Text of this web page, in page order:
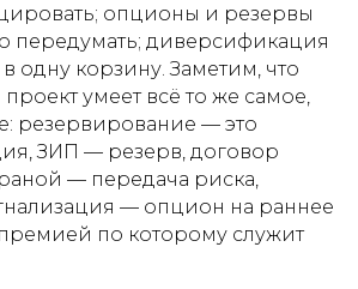
опционы и резервы
передумать; диверсификация
одну корзину. Заметим, что
умеет всё то же самое,
резервирование — это
ЗИП — резерв, договор
— передача риска,
— опцион на раннее
по которому служит